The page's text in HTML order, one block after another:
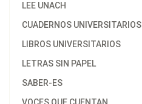
LEE UNACH
CUADERNOS UNIVERSITARIOS
LIBROS UNIVERSITARIOS
LETRAS SIN PAPEL
SABER-ES